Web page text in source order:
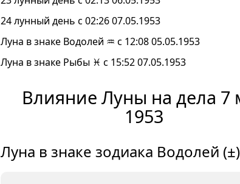
24 лунный день с 02:26 07.05.1953
Луна в знаке Водолей ♒ с 12:08 05.05.1953
Луна в знаке Рыбы ♓ с 15:52 07.05.1953
Влияние Луны на дела 7
1953
Луна в знаке зодиака Водолей (±)